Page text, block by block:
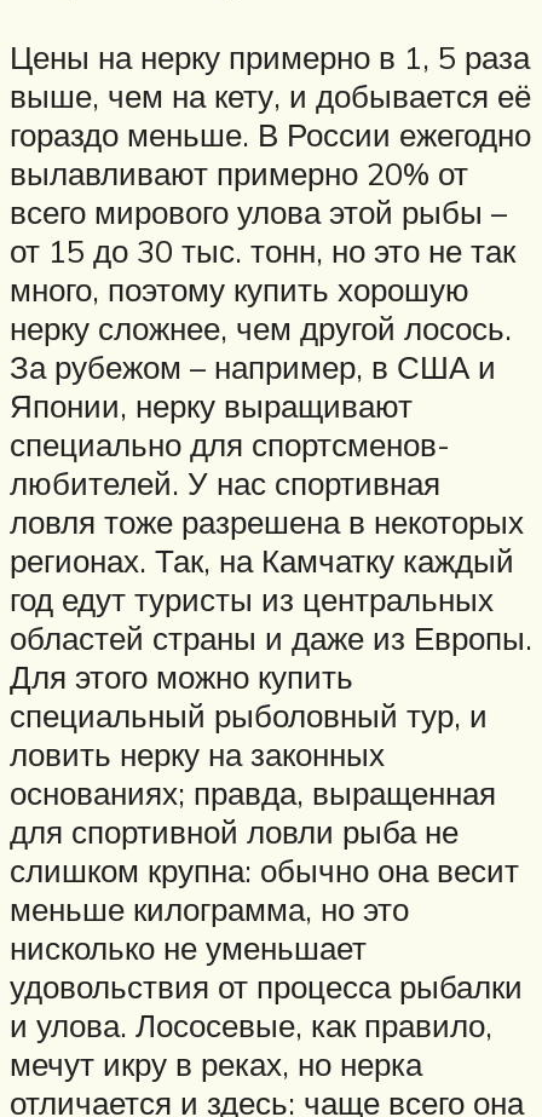
Цены на нерку примерно в 1, 5 раза
выше, чем на кету, и добывается её
гораздо меньше. В России ежегодно
вылавливают примерно 20% от
всего мирового улова этой рыбы –
от 15 до 30 тыс. тонн, но это не так
много, поэтому купить хорошую
нерку сложнее, чем другой лосось.
За рубежом – например, в США и
Японии, нерку выращивают
специально для спортсменов-
любителей. У нас спортивная
ловля тоже разрешена в некоторых
регионах. Так, на Камчатку каждый
год едут туристы из центральных
областей страны и даже из Европы.
Для этого можно купить
специальный рыболовный тур, и
ловить нерку на законных
основаниях; правда, выращенная
для спортивной ловли рыба не
слишком крупна: обычно она весит
меньше килограмма, но это
нисколько не уменьшает
удовольствия от процесса рыбалки
и улова. Лососевые, как правило,
мечут икру в реках, но нерка
отличается и здесь: чаще всего она